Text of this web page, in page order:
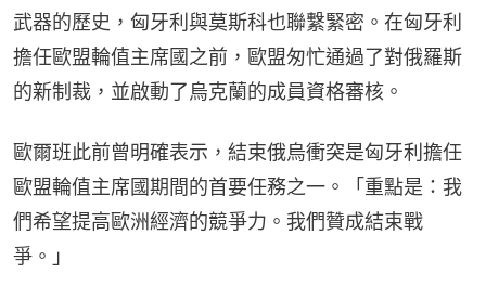
武器的歷史，匈牙利與莫斯科也聯繫緊密。在匈牙利
擔任歐盟輪值主席國之前，歐盟匆忙通過了對俄羅斯
的新制裁，並啟動了烏克蘭的成員資格審核。
歐爾班此前曾明確表示，結束俄烏衝突是匈牙利擔任
歐盟輪值主席國期間的首要任務之一。「重點是：我
們希望提高歐洲經濟的競爭力。我們贊成結束戰
爭。」